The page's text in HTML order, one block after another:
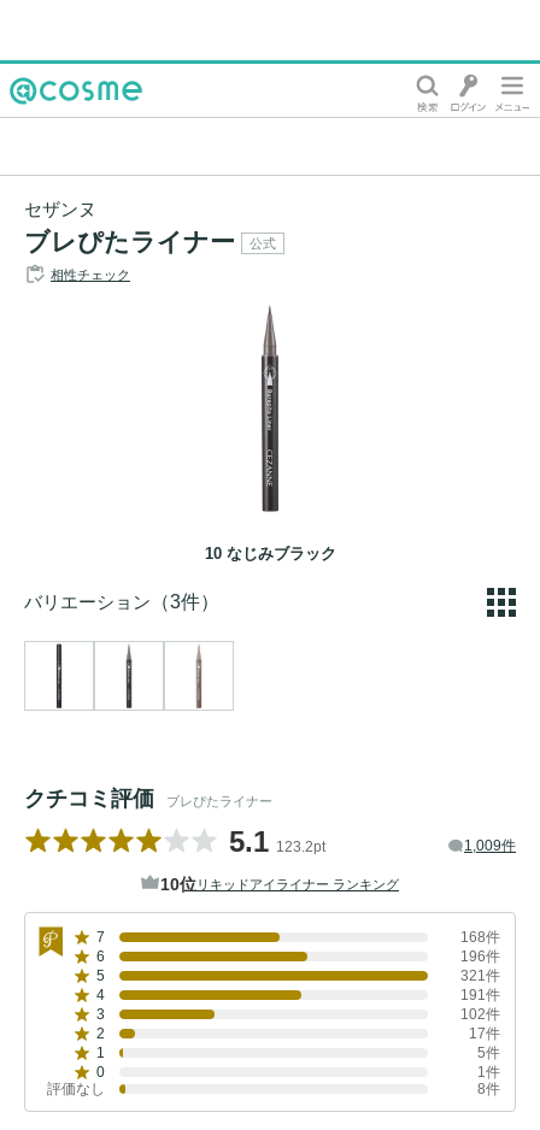
セザンヌ
ブレぴたライナー 公式
相性チェック
10 なじみブラック
バリエーション （3件）
クチコミ評価 ブレぴたライナー
5.1 123.2pt 1,009件
10位リキッドアイライナー ランキング
7
168件
6
196件
5
321件
4
191件
3
102件
2
17件
1
5件
0
1件
評価なし
8件